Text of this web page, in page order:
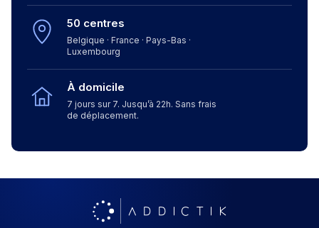
50 centres
Belgique · France · Pays-Bas ·
Luxembourg
À domicile
7 jours sur 7. Jusqu’à 22h. Sans frais
de déplacement.